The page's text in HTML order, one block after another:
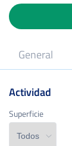
General
Superficie
Actividad
Superficie